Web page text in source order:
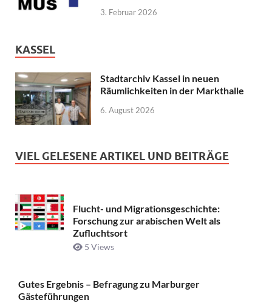
3. Februar 2026
KASSEL
Stadtarchiv Kassel in neuen
Räumlichkeiten in der Markthalle
6. August 2026
VIEL GELESENE ARTIKEL UND BEITRÄGE
Flucht- und Migrationsgeschichte:
Forschung zur arabischen Welt als
Zufluchtsort
5 Views
Gutes Ergebnis – Befragung zu Marburger
Gästeführungen